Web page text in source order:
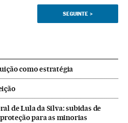
SEGUINTE >
como estratégia
de Lula da Silva: subidas de
para as minorias